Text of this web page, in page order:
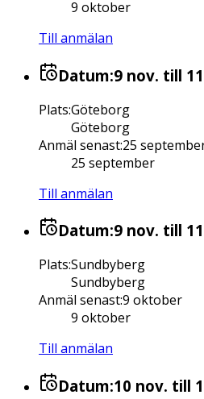
9 oktober
Till anmälan
Datum:9 nov. till
Plats:Göteborg
Göteborg
Anmäl senast:25
25 september
Till anmälan
Datum:9 nov. till
Plats:Sundbyberg
Sundbyberg
Anmäl senast:9 oktober
9 oktober
Till anmälan
Datum:10 nov. till